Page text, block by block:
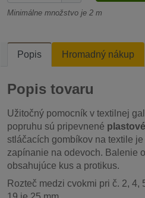
Minimálne množstvo je 2 m
Popis Hromadný nákup
Popis tovaru
Užitočný pomocník v textilnej
popruhu sú pripevnené
stláčacích gombíkov na textile
zapínanie na odevoch. Balenie
obsahujúce kus a protikus.
Rozteč medzi cvokmi pri č. 2, 4,